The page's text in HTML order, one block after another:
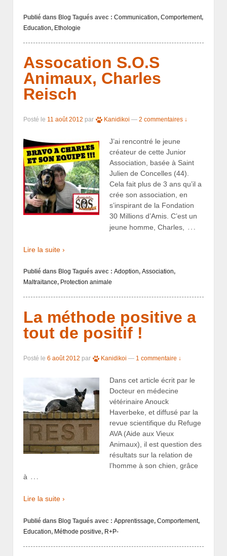
Publié dans Blog Tagués avec : Communication, Comportement,
Education, Ethologie
Assocation S.O.S
Animaux, Charles
Reisch
Posté le 11 août 2012 par Kanidikoi — 2 commentaires ↓
J’ai rencontré le jeune
créateur de cette Junior
Association, basée à Saint
Julien de Concelles (44).
Cela fait plus de 3 ans qu’il a
crée son association, en
s’inspirant de la Fondation
30 Millions d’Amis. C’est un
jeune homme, Charles, …
Lire la suite ›
Publié dans Blog Tagués avec : Adoption, Association,
Maltraitance, Protection animale
La méthode positive a
tout de positif !
Posté le 6 août 2012 par Kanidikoi — 1 commentaire ↓
Dans cet article écrit par le
Docteur en médecine
vétérinaire Anouck
Haverbeke, et diffusé par la
revue scientifique du Refuge
AVA (Aide aux Vieux
Animaux), il est question des
résultats sur la relation de
l’homme à son chien, grâce
à …
Lire la suite ›
Publié dans Blog Tagués avec : Apprentissage, Comportement,
Education, Méthode positive, R+P-